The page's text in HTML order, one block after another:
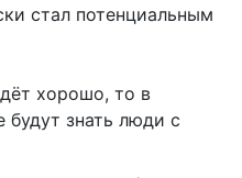
стал потенциальным
хорошо, то в
знать люди с